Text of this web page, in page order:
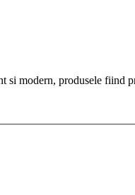
si modern, produsele fiind